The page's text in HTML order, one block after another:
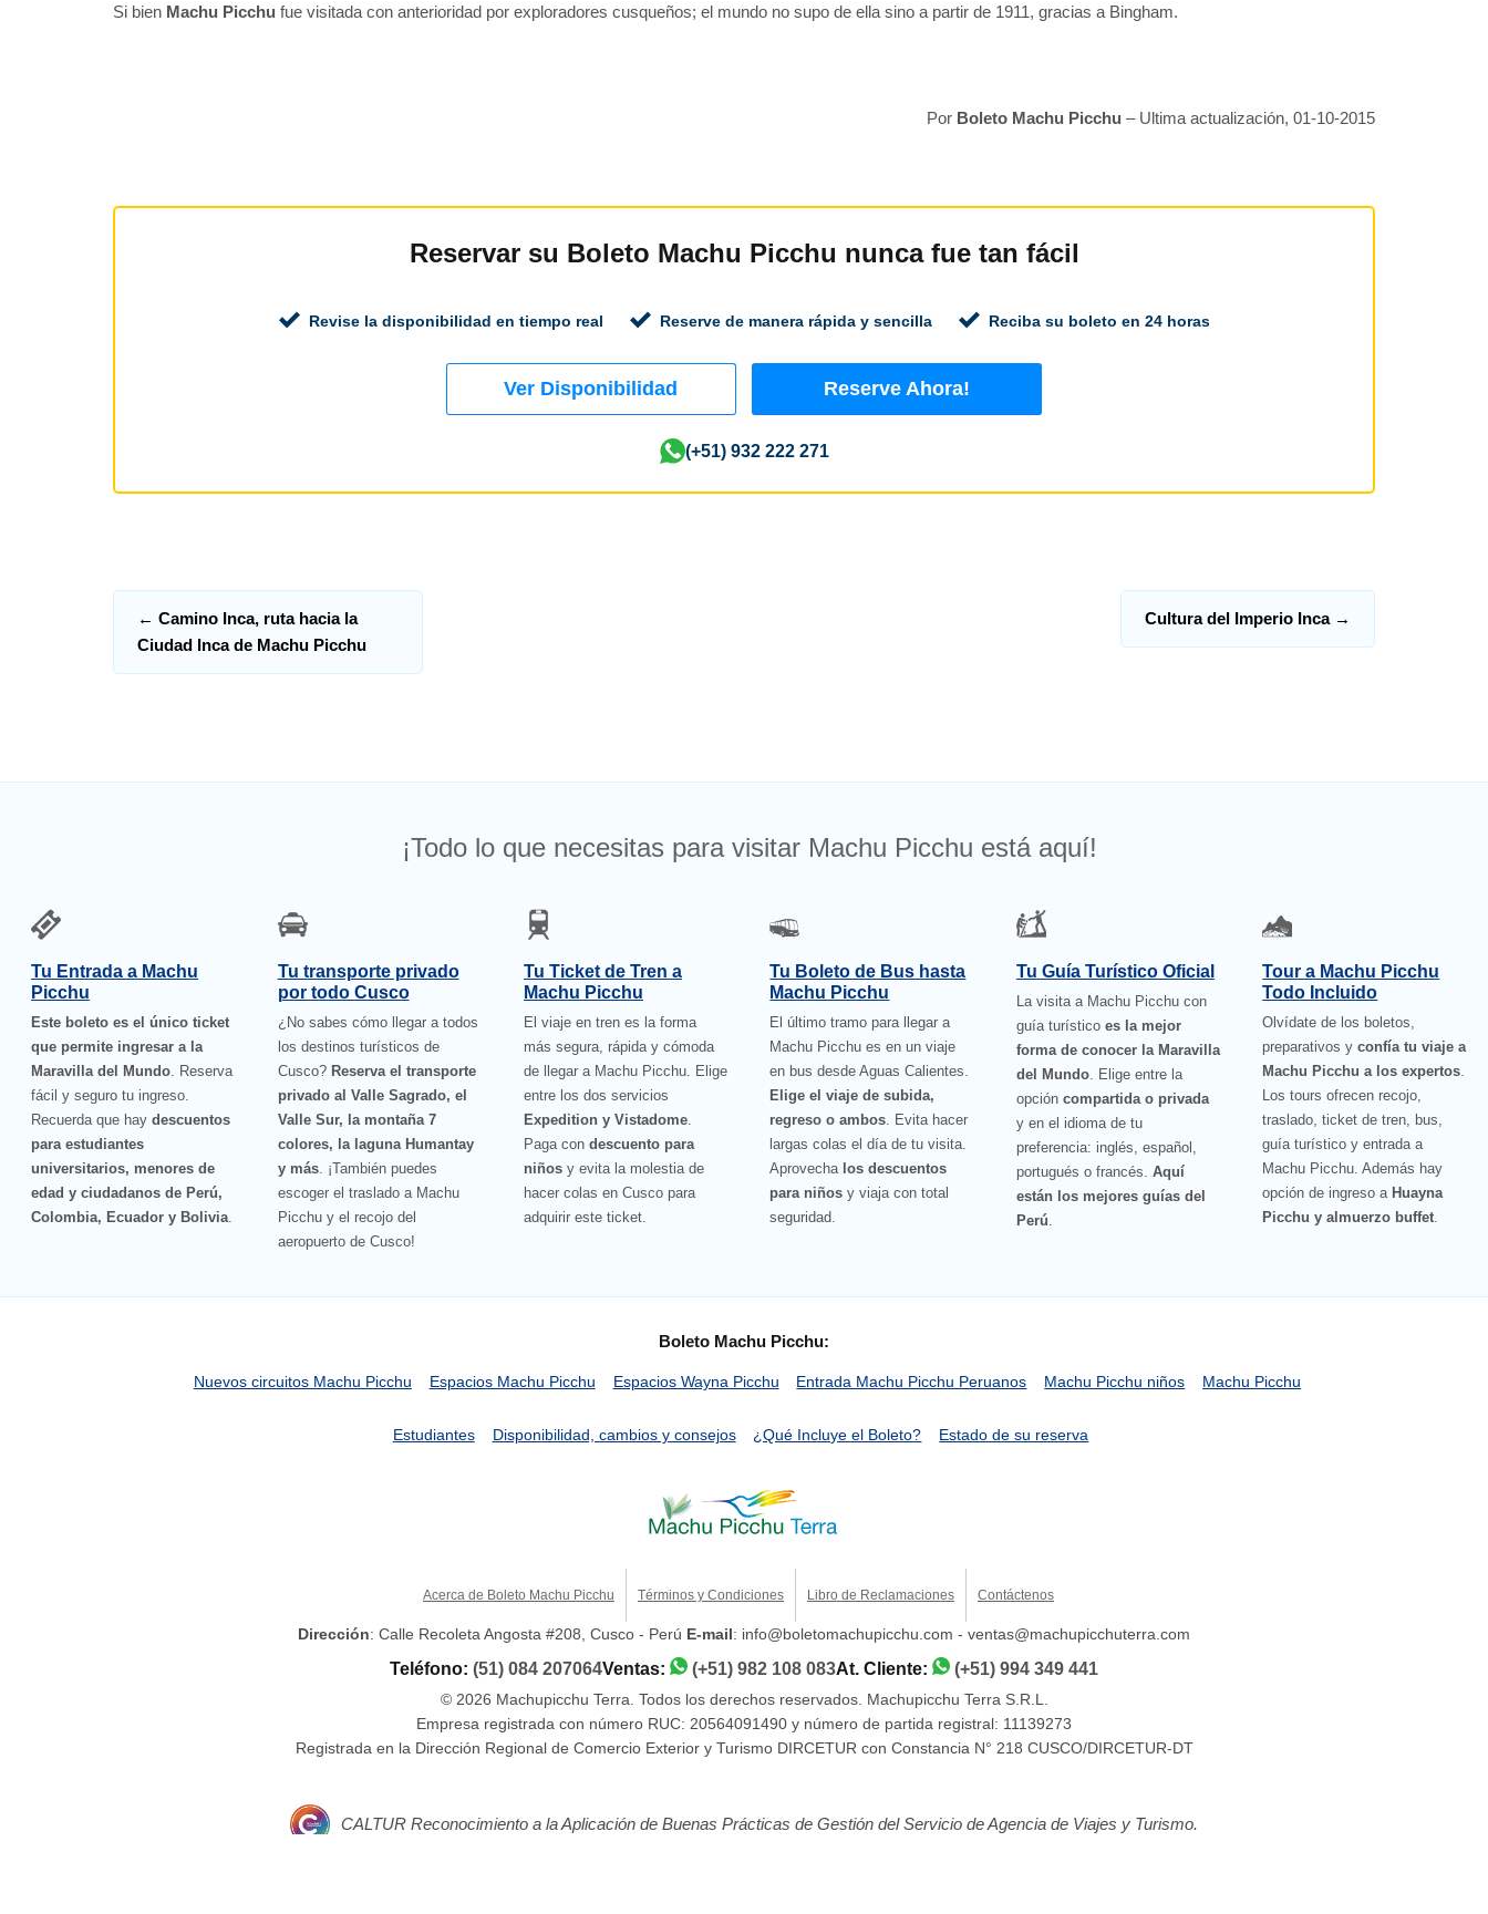
Si bien Machu Picchu fue visitada con anterioridad por exploradores cusqueños; el mundo no supo de ella sino a partir de 1911, gracias a Bingham.
Por Boleto Machu Picchu – Ultima actualización, 01-10-2015
Reservar su Boleto Machu Picchu nunca fue tan fácil
Revise la disponibilidad en tiempo real Reserve de manera rápida y sencilla Reciba su boleto en 24 horas
Ver Disponibilidad Reserve Ahora!
(+51) 932 222 271
← Camino Inca, ruta hacia la
Ciudad Inca de Machu Picchu
Cultura del Imperio Inca →
¡Todo lo que necesitas para visitar Machu Picchu está aquí!
Tu Entrada a Machu
Picchu
Este boleto es el único ticket
que permite ingresar a la
Maravilla del Mundo. Reserva
fácil y seguro tu ingreso.
Recuerda que haydescuentos
para estudiantes
universitarios, menores de
edad y ciudadanos de Perú,
Colombia, Ecuador y Bolivia.
Tu transporte privado
por todo Cusco
¿No sabes cómo llegar a todos
los destinos turísticos de
Cusco? Reserva el transporte
privado al Valle Sagrado, el
Valle Sur, la montaña 7
colores, la laguna Humantay
y más. ¡También puedes
escoger el traslado a Machu
Picchu y el recojo del
aeropuerto de Cusco!
Tu Ticket de Tren a
Machu Picchu
El viaje en tren es la forma
más segura, rápida y cómoda
de llegar a Machu Picchu. Elige
entre los dos servicios
Expedition y Vistadome.
Paga con descuento para
niños y evita la molestia de
hacer colas en Cusco para
adquirir este ticket.
Tu Boleto de Bus hasta
Machu Picchu
El último tramo para llegar a
Machu Picchu es en un viaje
en bus desde Aguas Calientes.
Elige el viaje de subida,
regreso o ambos. Evita hacer
largas colas el día de tu visita.
Aprovecha los descuentos
para niños y viaja con total
seguridad.
Tu Guía Turístico Oficial
La visita a Machu Picchu con
guía turísticoes la mejor
forma de conocer la Maravilla
del Mundo. Elige entre la
opción compartida o privada
y en el idioma de tu
preferencia: inglés, español,
portugués o francés. Aquí
están los mejores guías del
Perú.
Tour a Machu Picchu
Todo Incluido
Olvídate de los boletos,
preparativos yconfía tu viaje a
Machu Picchu a los expertos.
Los tours ofrecen recojo,
traslado, ticket de tren, bus,
guía turístico y entrada a
Machu Picchu. Además hay
opción de ingreso a Huayna
Picchu y almuerzo buffet.
Boleto Machu Picchu:
Nuevos circuitos Machu Picchu Espacios Machu Picchu Espacios Wayna Picchu Entrada Machu Picchu Peruanos Machu Picchu niños Machu Picchu
Estudiantes Disponibilidad, cambios y consejos ¿Qué Incluye el Boleto? Estado de su reserva
Acerca de Boleto Machu Picchu Términos y Condiciones Libro de Reclamaciones Contáctenos
Dirección: Calle Recoleta Angosta #208, Cusco - Perú E-mail: info@boletomachupicchu.com - ventas@machupicchuterra.com
Teléfono: (51) 084 207064Ventas: (+51) 982 108 083At. Cliente: (+51) 994 349 441
© 2026 Machupicchu Terra. Todos los derechos reservados. Machupicchu Terra S.R.L.
Empresa registrada con número RUC: 20564091490 y número de partida registral: 11139273
Registrada en la Dirección Regional de Comercio Exterior y Turismo DIRCETUR con Constancia N° 218 CUSCO/DIRCETUR-DT
CALTUR Reconocimiento a la Aplicación de Buenas Prácticas de Gestión del Servicio de Agencia de Viajes y Turismo.